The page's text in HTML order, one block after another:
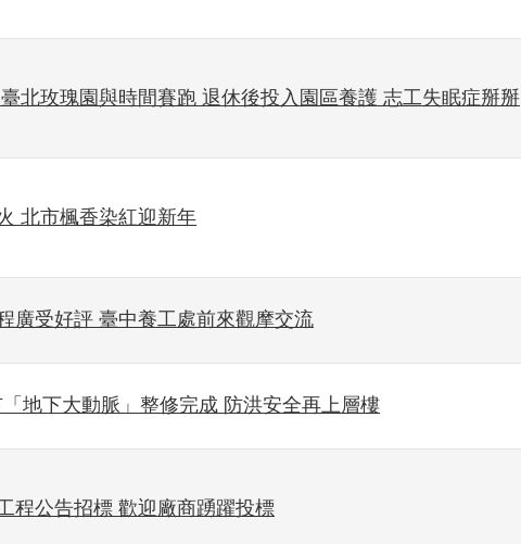
北玫瑰園與時間賽跑 退休後投入園區養護 志工失眠症掰掰
北市楓香染紅迎新年
廣受好評 臺中養工處前來觀摩交流
地下大動脈」整修完成 防洪安全再上層樓
程公告招標 歡迎廠商踴躍投標